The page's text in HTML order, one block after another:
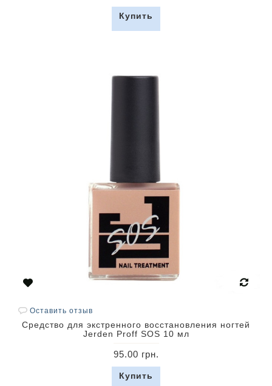
Купить
Оставить отзыв
Средство для экстренного восстановления ногтей
Jerden Proff SOS 10 мл
95.00 грн.
Купить